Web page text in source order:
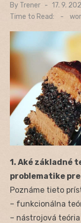
By Trener
Posted
on
17. 9.
Time to Read:
-
1. Aké základné
problematike
Poznáme tieto
– funkcionálna
– nástrojová